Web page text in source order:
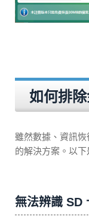
如何排
雖然數據、資訊
的解決方案。以下
無法辨識 SD